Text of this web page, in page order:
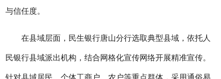
与信任度。
在县域层面，民生银行唐山分行选取典型县域，依托人
民银行县域派出机构，结合网格化宣传网络开展精准宣传。
针对县域居民、个体工商户、农户等重点群体，采用通俗易